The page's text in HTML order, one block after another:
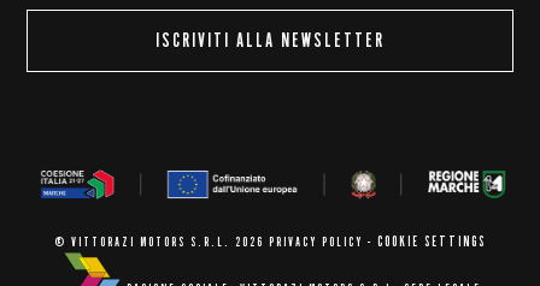
ISCRIVITI ALLA NEWSLETTER
© VITTORAZI MOTORS S.R.L. 2026 PRIVACY POLICY - COOKIE SETTINGS